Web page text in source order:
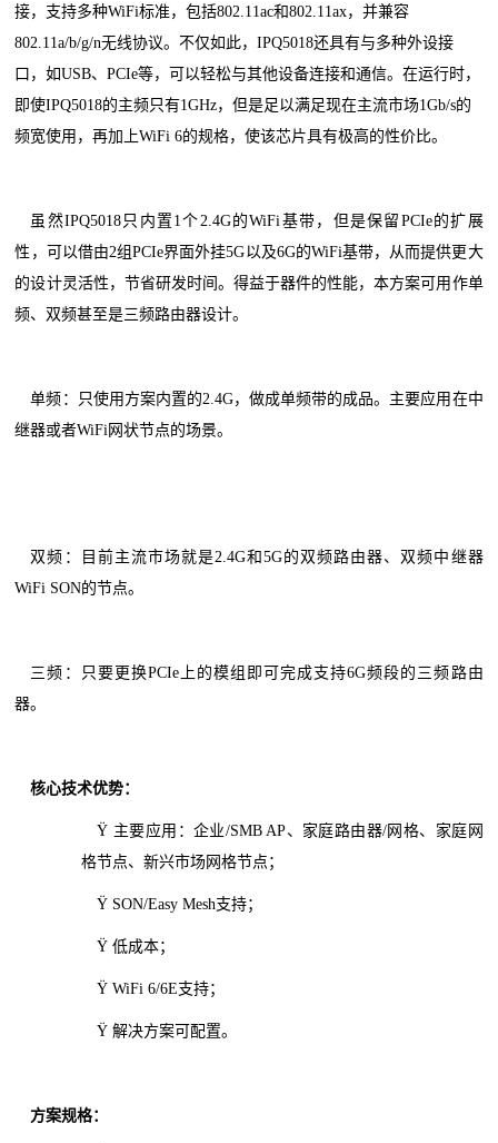
接，支持多种WiFi标准，包括802.11ac和802.11ax，并兼容
802.11a/b/g/n无线协议。不仅如此，IPQ5018还具有与多种外设接
口，如USB、PCIe等，可以轻松与其他设备连接和通信。在运行时，
即使IPQ5018的主频只有1GHz，但是足以满足现在主流市场1Gb/s的
频宽使用，再加上WiFi 6的规格，使该芯片具有极高的性价比。
虽然IPQ5018只内置1个2.4G的WiFi基带，但是保留PCIe的扩展
性，可以借由2组PCIe界面外挂5G以及6G的WiFi基带，从而提供更大
的设计灵活性，节省研发时间。得益于器件的性能，本方案可用作单
频、双频甚至是三频路由器设计。
单频：只使用方案内置的2.4G，做成单频带的成品。主要应用在中
继器或者WiFi网状节点的场景。
双频：目前主流市场就是2.4G和5G的双频路由器、双频中继器
WiFi SON的节点。
三频：只要更换PCIe上的模组即可完成支持6G频段的三频路由
器。
核心技术优势：
Ÿ 主要应用：企业/SMB AP、家庭路由器/网格、家庭网
格节点、新兴市场网格节点；
Ÿ SON/Easy Mesh支持；
Ÿ 低成本；
Ÿ WiFi 6/6E支持；
Ÿ 解决方案可配置。
方案规格：